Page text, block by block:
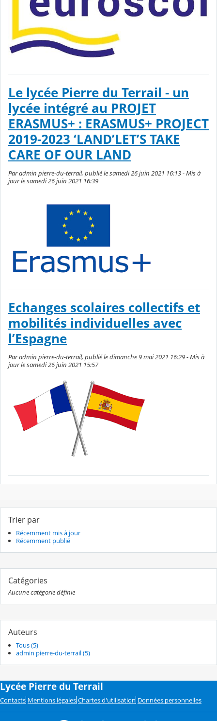
Le lycée Pierre du Terrail - un
lycée intégré au PROJET
ERASMUS+ : ERASMUS+ PROJECT
2019-2023 ‘LAND’LET’S TAKE
CARE OF OUR LAND
Par admin pierre-du-terrail, publié le samedi 26 juin 2021 16:13 - Mis à
jour le samedi 26 juin 2021 16:39
Echanges scolaires collectifs et
mobilités individuelles avec
l’Espagne
Par admin pierre-du-terrail, publié le dimanche 9 mai 2021 16:29 - Mis à
jour le samedi 26 juin 2021 15:57
Trier par
Récemment mis à jour
Récemment publié
Catégories
Aucune catégorie définie
Auteurs
Tous (5)
admin pierre-du-terrail (5)
Lycée Pierre du Terrail
Contacts Mentions légales Chartes d'utilisation Données personnelles